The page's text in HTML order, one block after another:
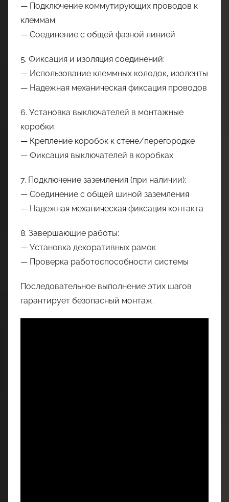
— Подключение коммутирующих проводов к
клеммам
— Соединение с общей фазной линией
5. Фиксация и изоляция соединений:
— Использование клеммных колодок, изоленты
— Надежная механическая фиксация проводов
6. Установка выключателей в монтажные
коробки:
— Крепление коробок к стене/перегородке
— Фиксация выключателей в коробках
7. Подключение заземления (при наличии):
— Соединение с общей шиной заземления
— Надежная механическая фиксация контакта
8. Завершающие работы:
— Установка декоративных рамок
— Проверка работоспособности системы
Последовательное выполнение этих шагов
гарантирует безопасный монтаж.